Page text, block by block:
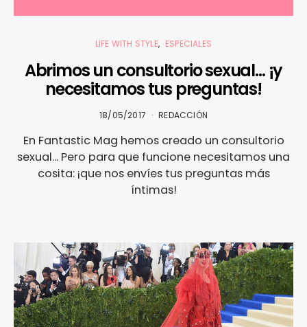
LIFE WITH STYLE ESPECIALES
Abrimos un consultorio sexual… ¡y
necesitamos tus preguntas!
18/05/2017 REDACCIÓN
En Fantastic Mag hemos creado un consultorio
sexual... Pero para que funcione necesitamos una
cosita: ¡que nos envíes tus preguntas más
íntimas!